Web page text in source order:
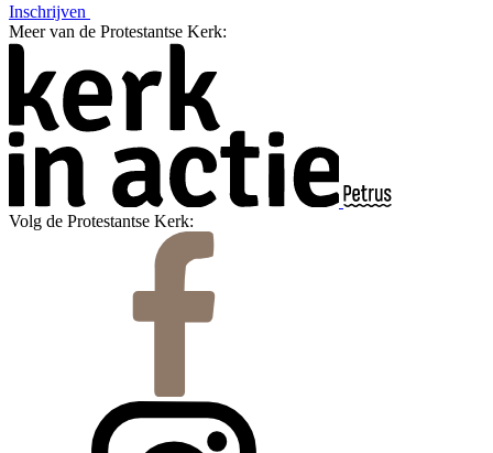
Inschrijven
Meer van de Protestantse Kerk:
Volg de Protestantse Kerk: